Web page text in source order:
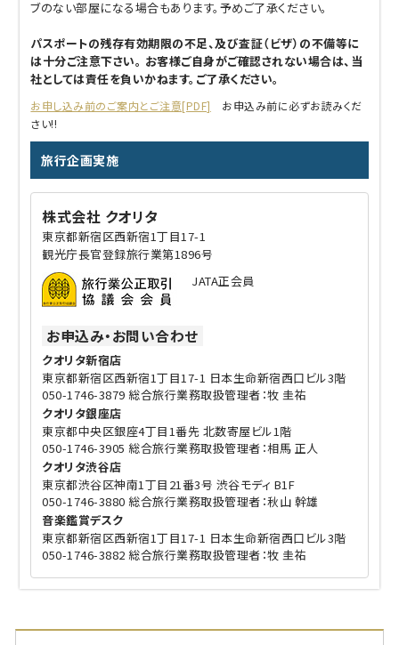
ブのない部屋になる場合もあります。予めご了承ください。
パスポートの残存有効期限の不足、及び査証（ビザ）の不備等に
は十分ご注意下さい。 お客様ご自身がご確認されない場合は、当
社としては責任を負いかねます。ご了承ください。
お申し込み前のご案内とご注意[PDF]
お申込み前に必ずお読みくだ
さい!!
旅行企画実施
株式会社 クオリタ
東京都新宿区西新宿1丁目17-1
観光庁長官登録旅行業第1896号
JATA正会員
お申込み・お問い合わせ
クオリタ新宿店
東京都新宿区西新宿1丁目17-1 日本生命新宿西口ビル3階
050-1746-3879 総合旅行業務取扱管理者：牧 圭祐
クオリタ銀座店
東京都中央区銀座4丁目1番先 北数寄屋ビル1階
050-1746-3905 総合旅行業務取扱管理者：相馬 正人
クオリタ渋谷店
東京都渋谷区神南1丁目21番3号 渋谷モディ B1F
050-1746-3880 総合旅行業務取扱管理者：秋山 幹雄
音楽鑑賞デスク
東京都新宿区西新宿1丁目17-1 日本生命新宿西口ビル3階
050-1746-3882 総合旅行業務取扱管理者：牧 圭祐